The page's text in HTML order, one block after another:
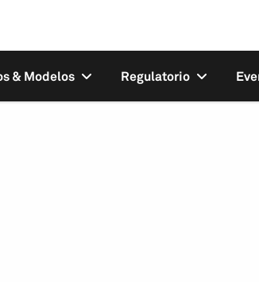
& Modelos Regulatorio